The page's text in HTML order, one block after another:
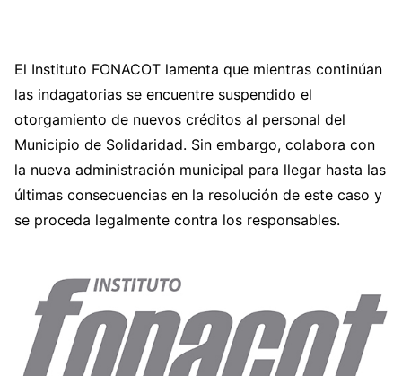
El Instituto FONACOT lamenta que mientras continúan
las indagatorias se encuentre suspendido el
otorgamiento de nuevos créditos al personal del
Municipio de Solidaridad. Sin embargo, colabora con
la nueva administración municipal para llegar hasta las
últimas consecuencias en la resolución de este caso y
se proceda legalmente contra los responsables.